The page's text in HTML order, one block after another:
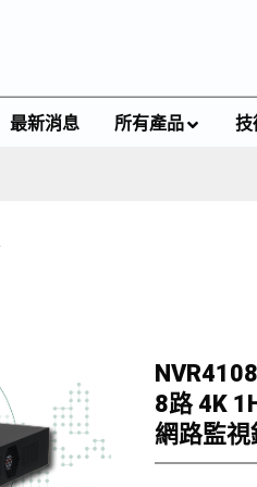
最新消息 所有產品
8路 4K
網路監